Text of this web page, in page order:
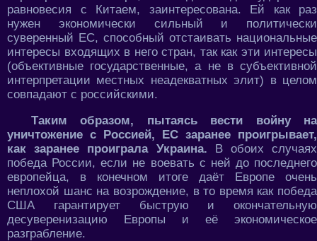
равновесия с Китаем, заинтересована. Ей как раз
нужен экономически сильный и политически
суверенный ЕС, способный отстаивать национальные
интересы входящих в него стран, так как эти интересы
(объективные государственные, а не в субъективной
интерпретации местных неадекватных элит) в целом
совпадают с российскими.
Таким образом, пытаясь вести войну на
уничтожение с Россией, ЕС заранее проигрывает,
как заранее проиграла Украина. В обоих случаях
победа России, если не воевать с ней до последнего
европейца, в конечном итоге даёт Европе очень
неплохой шанс на возрождение, в то время как победа
США гарантирует быструю и окончательную
десуверенизацию Европы и её экономическое
разграбление.